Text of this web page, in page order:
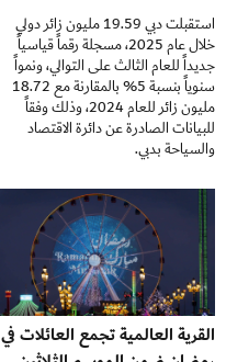
استقبلت دبي 19.59 مليون زائر دولي
خلال عام 2025، مسجلة رقماً قياسياً
جديداً للعام الثالث على التوالي، ونمواً
سنوياً بنسبة 5% بالمقارنة مع 18.72
مليون زائر للعام 2024، وذلك وفقاً
للبيانات الصادرة عن دائرة الاقتصاد
والسياحة بدبي.
القرية العالمية تجمع العائلات في